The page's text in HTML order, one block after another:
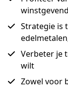
Strategie is
Verbeter je
wilt
Zowel voor